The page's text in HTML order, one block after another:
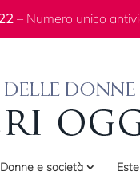
– Numero unico
Donne e società